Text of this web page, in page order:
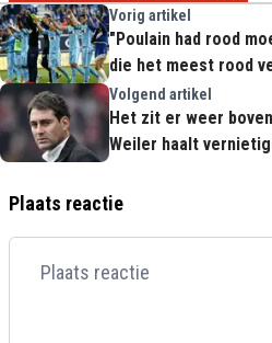
Vorig artikel
"Poulain had rood
die het meest rood
Gent"
Volgend artikel
Het zit er weer
Weiler haalt
Plaats reactie